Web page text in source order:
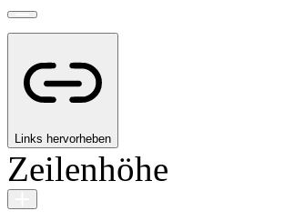
Links hervorheben
Zeilenhöhe